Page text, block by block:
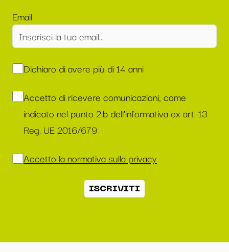
Email
Dichiaro di avere più di 14 anni
Accetto di ricevere comunicazioni, come
indicato nel punto 2.b dell'informativa ex art. 13
Reg. UE 2016/679
Accetto la normativa sulla privacy
ISCRIVITI